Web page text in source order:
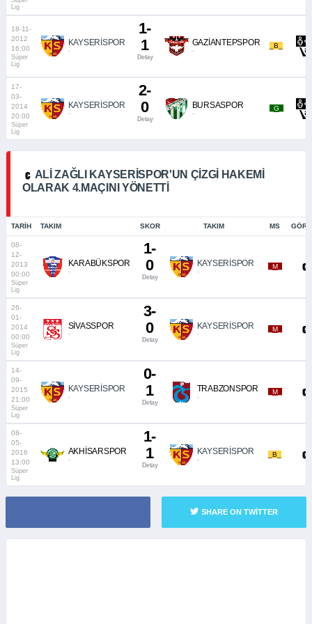
Lig
18-11-
2012
16:00
Süper
Lig
KAYSERİSPOR
-
1-
1
Detay
GAZİANTEPSPOR
-
_B_
17-
03-
2014
20:00
Süper
Lig
KAYSERİSPOR
-
2-
0
Detay
BURSASPOR
-
_G_
ALI ZAĞLI KAYSERISPOR'UN ÇIZGI HAKEMI
OLARAK 4.MAÇINI YÖNETTI
TARIH TAKIM SKOR TAKIM MS
08-
12-
2013
00:00
Süper
Lig
KARABÜKSPOR
-
1-
0
Detay
KAYSERİSPOR
-
_M_
26-
01-
2014
00:00
Süper
Lig
SİVASSPOR
-
3-
0
Detay
KAYSERİSPOR
-
_M_
14-
09-
2015
21:00
Süper
Lig
KAYSERİSPOR
-
0-
1
Detay
TRABZONSPOR
-
_M_
08-
05-
2016
13:00
Süper
Lig
AKHİSARSPOR
-
1-
1
Detay
KAYSERİSPOR
-
_B_
SHARE ON TWITTER